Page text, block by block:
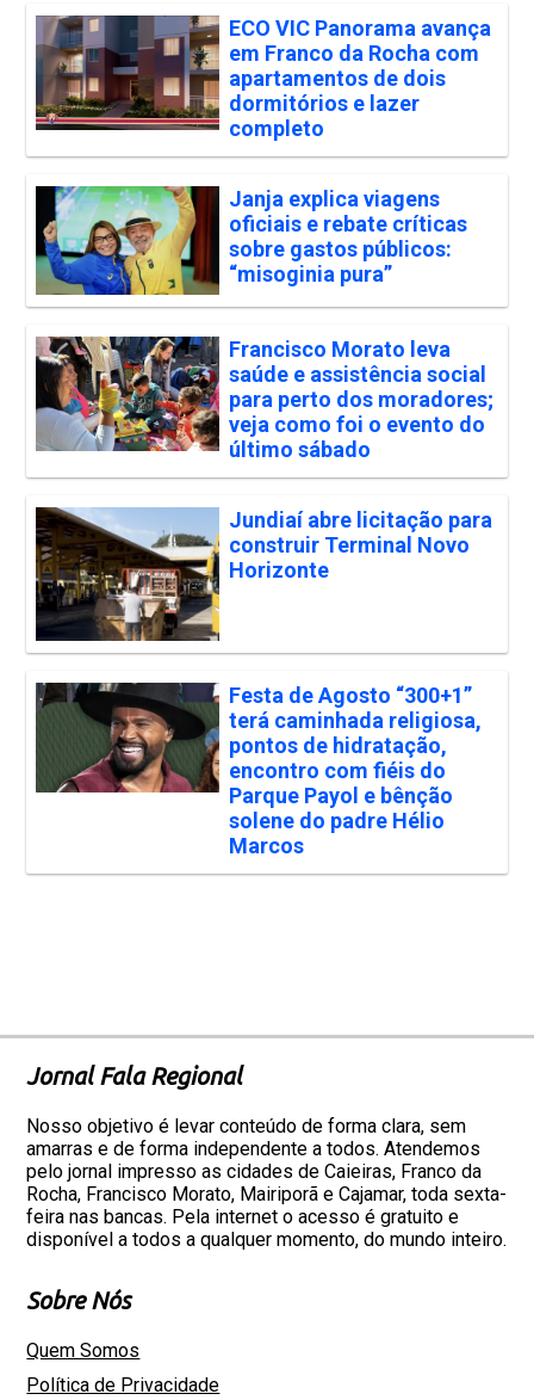
ECO VIC Panorama avança
em Franco da Rocha com
apartamentos de dois
dormitórios e lazer
completo
Janja explica viagens
oficiais e rebate críticas
sobre gastos públicos:
“misoginia pura”
Francisco Morato leva
saúde e assistência social
para perto dos moradores;
veja como foi o evento do
último sábado
Jundiaí abre licitação para
construir Terminal Novo
Horizonte
Festa de Agosto “300+1”
terá caminhada religiosa,
pontos de hidratação,
encontro com fiéis do
Parque Payol e bênção
solene do padre Hélio
Marcos
Jornal Fala Regional
Nosso objetivo é levar conteúdo de forma clara, sem
amarras e de forma independente a todos. Atendemos
pelo jornal impresso as cidades de Caieiras, Franco da
Rocha, Francisco Morato, Mairiporã e Cajamar, toda sexta-
feira nas bancas. Pela internet o acesso é gratuito e
disponível a todos a qualquer momento, do mundo inteiro.
Sobre Nós
Quem Somos
Política de Privacidade